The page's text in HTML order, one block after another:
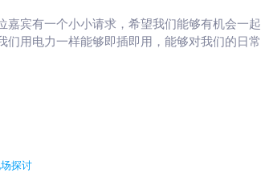
宾有一个小小请求，希望我们能够有机会一起
用电力一样能够即插即用，能够对我们的日常
探讨